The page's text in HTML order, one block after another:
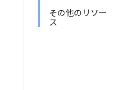
その他のリソー
ス